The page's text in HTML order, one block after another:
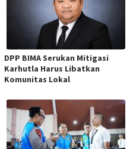
DPP BIMA Serukan Mitigasi
Karhutla Harus Libatkan
Komunitas Lokal